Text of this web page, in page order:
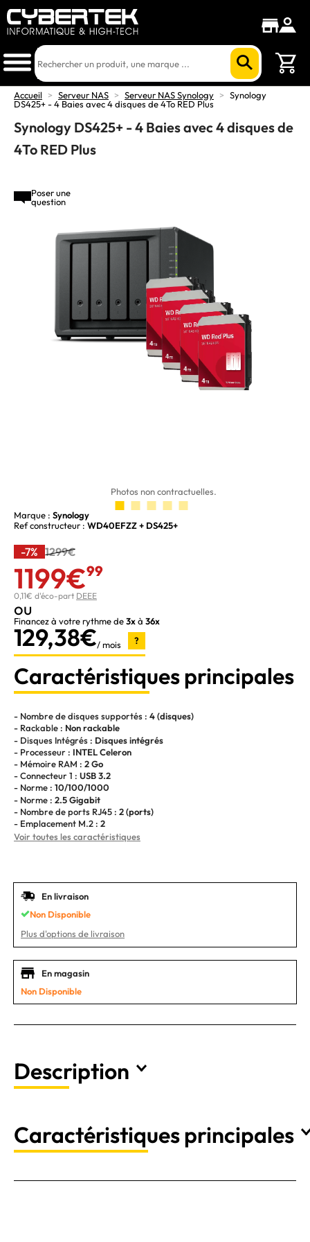
Accueil > Serveur NAS > Serveur NAS Synology > Synology
DS425+ - 4 Baies avec 4 disques de 4To RED Plus
Synology DS425+ - 4 Baies avec 4 disques de
4To RED Plus
Poser une
question
Photos non contractuelles.
Marque : Synology
Ref constructeur : WD40EFZZ + DS425+
-7% 1299€
1199€99
0,11€ d'éco-part DEEE
ou
Financez à votre rythme de3xà 36x
129,38€/ mois ?
Caractéristiques principales
- Nombre de disques supportés : 4 (disques)
- Rackable : Non rackable
- Disques Intégrés : Disques intégrés
- Processeur : INTEL Celeron
- Mémoire RAM : 2 Go
- Connecteur 1 : USB 3.2
- Norme : 10/100/1000
- Norme : 2.5 Gigabit
- Nombre de ports RJ45 : 2 (ports)
- Emplacement M.2 : 2
Voir toutes les caractéristiques
En livraison
Non Disponible
Plus d'options de livraison
En magasin
Non Disponible
Description
Caractéristiques principales